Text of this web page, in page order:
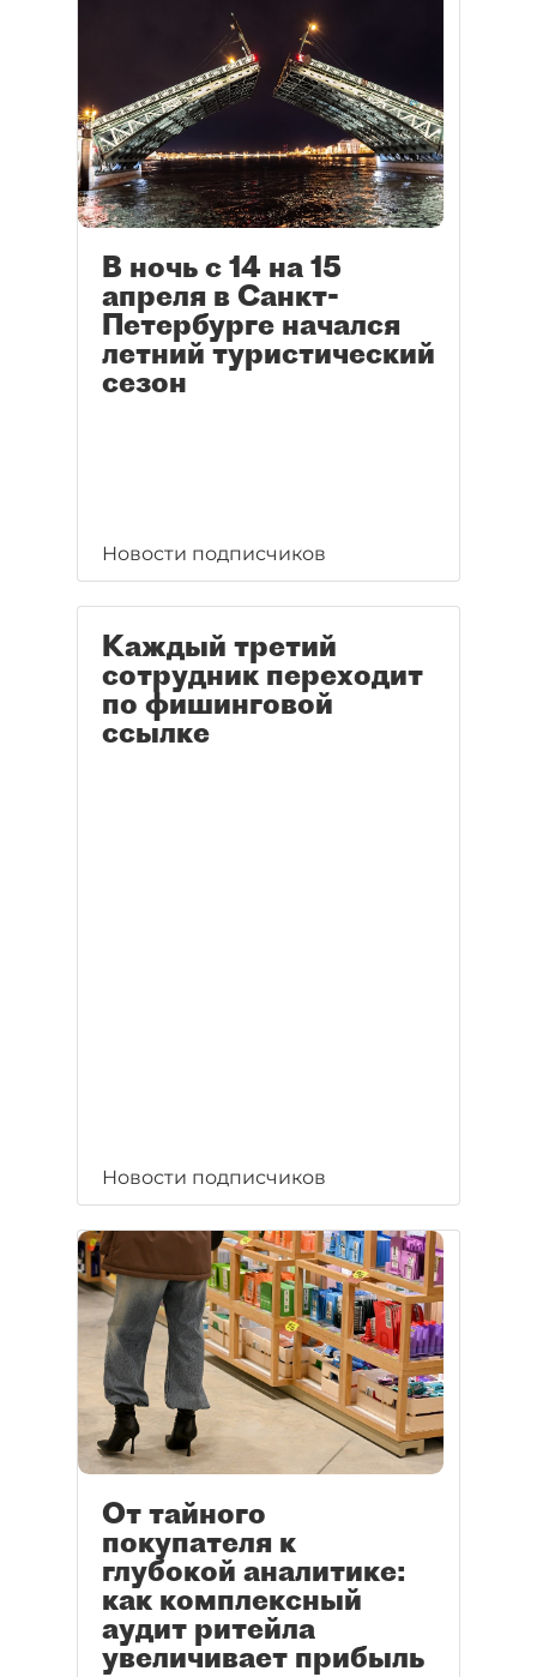
В ночь с 14 на 15
апреля в Санкт-
Петербурге начался
летний туристический
сезон
Новости подписчиков
Каждый третий
сотрудник переходит
по фишинговой
ссылке
Новости подписчиков
От тайного
покупателя к
глубокой аналитике:
как комплексный
аудит ритейла
увеличивает прибыль